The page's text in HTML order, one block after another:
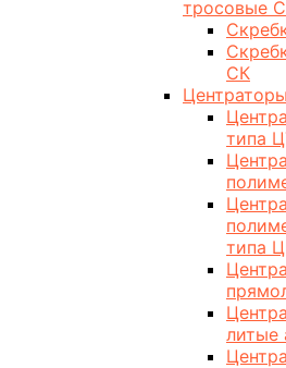
тросовые
СК
типа
типа
литые